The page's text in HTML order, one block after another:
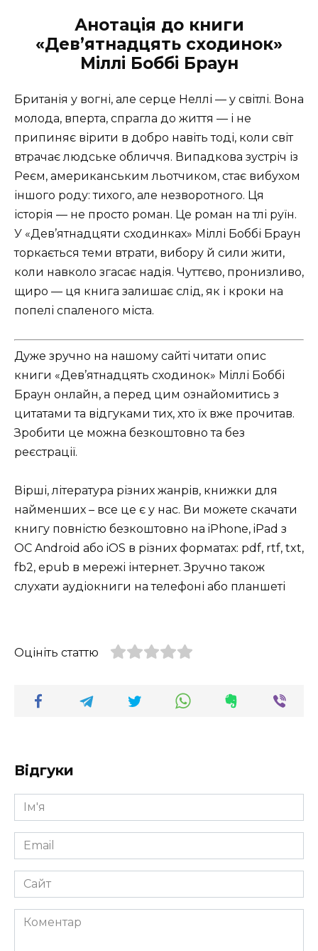
Анотація до книги
«Дев’ятнадцять сходинок»
Міллі Боббі Браун
Британія у вогні, але серце Неллі — у світлі. Вона
молода, вперта, спрагла до життя — і не
припиняє вірити в добро навіть тоді, коли світ
втрачає людське обличчя. Випадкова зустріч із
Реєм, американським льотчиком, стає вибухом
іншого роду: тихого, але незворотного. Ця
історія — не просто роман. Це роман на тлі руїн.
У «Дев’ятнадцяти сходинках» Міллі Боббі Браун
торкається теми втрати, вибору й сили жити,
коли навколо згасає надія. Чуттєво, пронизливо,
щиро — ця книга залишає слід, як і кроки на
попелі спаленого міста.
Дуже зручно на нашому сайті читати опис
книги «Дев’ятнадцять сходинок» Міллі Боббі
Браун онлайн, а перед цим ознайомитись з
цитатами та відгуками тих, хто їх вже прочитав.
Зробити це можна безкоштовно та без
реєстрації.
Вірші, література різних жанрів, книжки для
найменших – все це є у нас. Ви можете скачати
книгу повністю безкоштовно на iPhone, iPad з
ОС Android або iOS в різних форматах: pdf, rtf, txt,
fb2, epub в мережі інтернет. Зручно також
слухати аудіокниги на телефоні або планшеті
Оцініть статтю
Відгуки
Ім'я
*
Email
*
Сайт
Коментар